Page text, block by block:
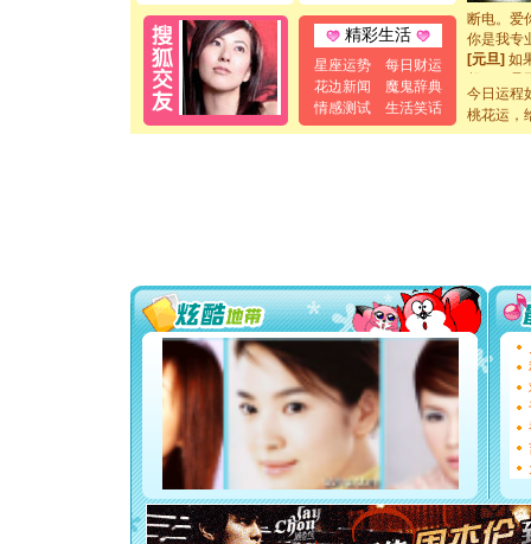
精彩生活
星座运势
每日财运
花边新闻
魔鬼辞典
情感测试
生活笑话
断电。爱
你是我专
[元旦]如
起；二是
离。水晶
[元旦]当
泣，这痛
[圣诞节]
你太多
要平安！
[圣诞节]
能正大
都要快乐
[圣诞节]
如意,快
[元旦]
看
断电。
你是我专
[元旦]如
起；二是
今日运程
桃花运，